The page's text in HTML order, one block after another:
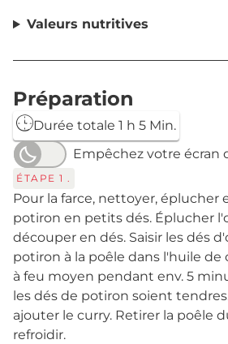
Valeurs nutritives
Préparation
Durée totale 1 h 5 Min.
Empêchez votre écran
ÉTAPE 1 .
Pour la farce, nettoyer, éplucher
potiron en petits dés. Éplucher
découper en dés. Saisir les dés
potiron à la poêle dans l'huile de
à feu moyen pendant env. 5
les dés de potiron soient
ajouter le curry. Retirer la poêle
refroidir.